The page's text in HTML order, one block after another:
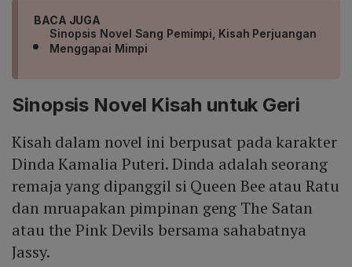
BACA JUGA
Sinopsis Novel Sang Pemimpi, Kisah Perjuangan
Menggapai Mimpi
Sinopsis Novel Kisah untuk Geri
Kisah dalam novel ini berpusat pada karakter
Dinda Kamalia Puteri. Dinda adalah seorang
remaja yang dipanggil si Queen Bee atau Ratu
dan mruapakan pimpinan geng The Satan
atau the Pink Devils bersama sahabatnya
Jassy.